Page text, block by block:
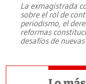
La exmagistrada
sobre el rol de
periodismo, el
reformas
desafíos de